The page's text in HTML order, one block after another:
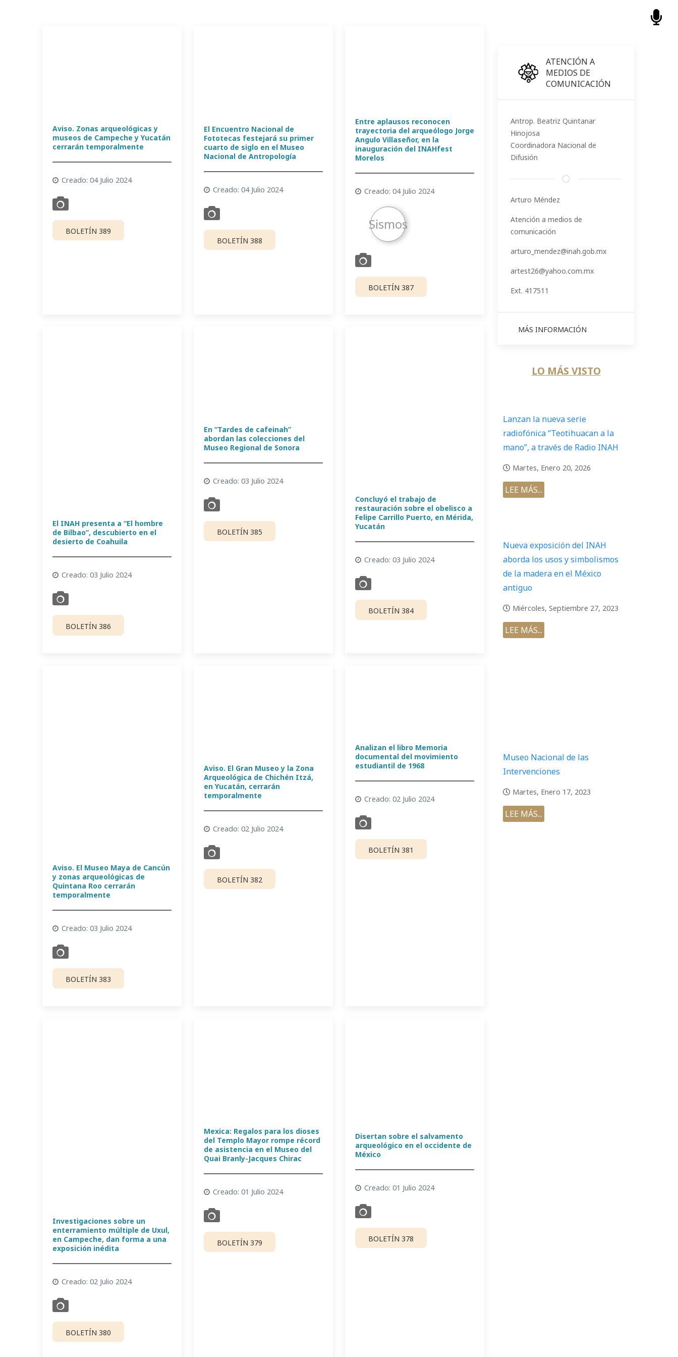
Aviso. Zonas arqueológicas y
museos de Campeche y Yucatán
cerrarán temporalmente
Creado: 04 Julio 2024
BOLETÍN 389
El Encuentro Nacional de
Fototecas festejará su primer
cuarto de siglo en el Museo
Nacional de Antropología
Creado: 04 Julio 2024
BOLETÍN 388
Entre aplausos reconocen
trayectoria del arqueólogo Jorge
Angulo Villaseñor, en la
inauguración del INAHfest
Morelos
Creado: 04 Julio 2024
Sismos
BOLETÍN 387
El INAH presenta a “El hombre
de Bilbao”, descubierto en el
desierto de Coahuila
Creado: 03 Julio 2024
BOLETÍN 386
En “Tardes de cafeinah”
abordan las colecciones del
Museo Regional de Sonora
Creado: 03 Julio 2024
BOLETÍN 385
Concluyó el trabajo de
restauración sobre el obelisco a
Felipe Carrillo Puerto, en Mérida,
Yucatán
Creado: 03 Julio 2024
BOLETÍN 384
Aviso. El Museo Maya de Cancún
y zonas arqueológicas de
Quintana Roo cerrarán
temporalmente
Creado: 03 Julio 2024
BOLETÍN 383
Aviso. El Gran Museo y la Zona
Arqueológica de Chichén Itzá,
en Yucatán, cerrarán
temporalmente
Creado: 02 Julio 2024
BOLETÍN 382
Analizan el libro Memoria
documental del movimiento
estudiantil de 1968
Creado: 02 Julio 2024
BOLETÍN 381
Investigaciones sobre un
enterramiento múltiple de Uxul,
en Campeche, dan forma a una
exposición inédita
Creado: 02 Julio 2024
BOLETÍN 380
Mexica: Regalos para los dioses
del Templo Mayor rompe récord
de asistencia en el Museo del
Quai Branly-Jacques Chirac
Creado: 01 Julio 2024
BOLETÍN 379
Disertan sobre el salvamento
arqueológico en el occidente de
México
Creado: 01 Julio 2024
BOLETÍN 378
ATENCIÓN A
MEDIOS DE
COMUNICACIÓN
Antrop. Beatriz Quintanar
Hinojosa
Coordinadora Nacional de
Difusión
Arturo Méndez
Atención a medios de
comunicación
arturo_mendez@inah.gob.mx
artest26@yahoo.com.mx
Ext. 417511
MÁS INFORMACIÓN
LO MÁS VISTO
Lanzan la nueva serie
radiofónica “Teotihuacan a la
mano”, a través de Radio INAH
Martes, Enero 20, 2026
LEE MÁS...
Nueva exposición del INAH
aborda los usos y simbolismos
de la madera en el México
antiguo
Miércoles, Septiembre 27, 2023
LEE MÁS...
Museo Nacional de las
Intervenciones
Martes, Enero 17, 2023
LEE MÁS...